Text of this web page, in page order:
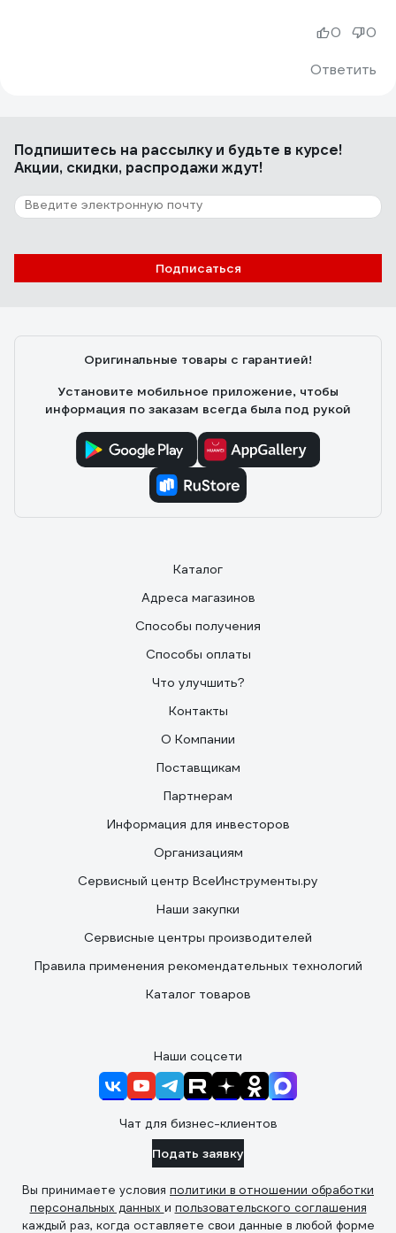
Ответить
0 0
Подпишитесь на рассылкуи будьте в курсе!
Акции, скидки, распродажи ждут!
Подписаться
Оригинальные товары с гарантией!
Установите мобильное приложение, чтобы
информация по заказам всегда была под рукой
Каталог
Адреса магазинов
Способы получения
Способы оплаты
Что улучшить?
Контакты
О Компании
Поставщикам
Партнерам
Информация для инвесторов
Организациям
Сервисный центр ВсеИнструменты.ру
Наши закупки
Сервисные центры производителей
Правила применения рекомендательных технологий
Каталог товаров
Наши соцсети
Чат для бизнес-клиентов
Подать заявку
Вы принимаете условия политики в отношении обработки
персональных данных и пользовательского соглашения
каждый раз, когда оставляете свои данные в любой форме